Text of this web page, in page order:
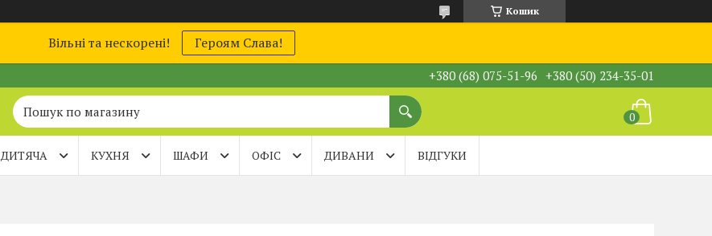
Кошик
Вільні та нескорені! Героям Слава!
+380 (68) 075-51-96 +380 (50) 234-35-01
ДИТЯЧА КУХНЯ ШАФИ ОФІС ДИВАНИ ВІДГУКИ